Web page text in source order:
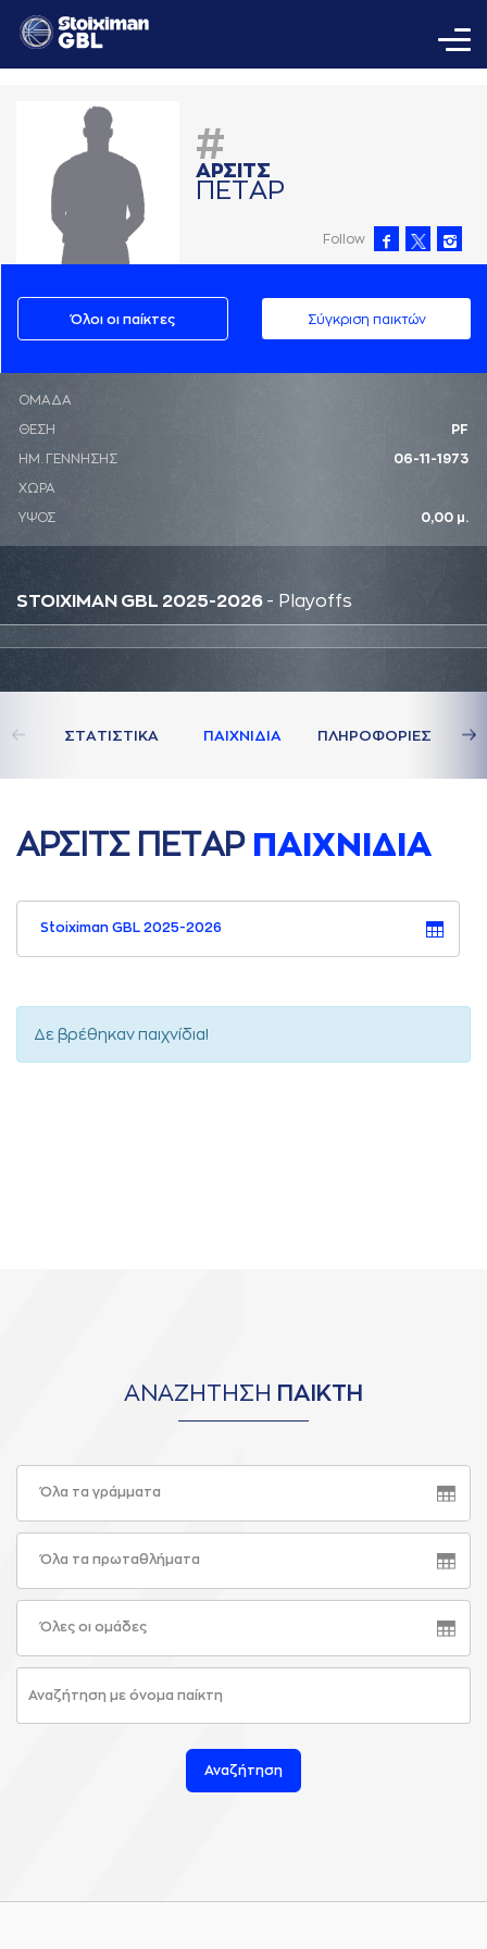
#
AΡΣΙΤΣ
ΠΕΤAΡ
Follow
Όλοι οι παίκτες Σύγκριση παικτών
ΟΜΑΔΑ
ΘΕΣΗ PF
ΗΜ. ΓΕΝΝΗΣΗΣ 06-11-1973
ΧΩΡΑ
ΥΨΟΣ 0,00 μ.
STOIXIMAN GBL 2025-2026 - Playoffs
ΣΤAΤΙΣΤΙΚA ΠAΙΧΝΙΔΙA ΠΛΗΡΟΦΟΡΙΕΣ
AΡΣΙΤΣ ΠΕΤAΡ ΠAΙΧΝΙΔΙA
Stoiximan GBL 2025-2026
Δε βρέθηκαν παιχνίδια!
ΑΝΑΖΗΤΗΣΗ ΠΑΙΚΤΗ
Όλα τα γράμματα
Όλα τα πρωταθλήματα
Όλες οι ομάδες
Αναζήτηση